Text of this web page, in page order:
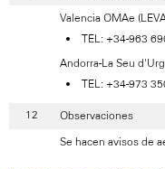
Valencia OMAe
TEL: +34-963
Andorra-La Seu
TEL: +34-973
Observaciones
Se hacen avisos de